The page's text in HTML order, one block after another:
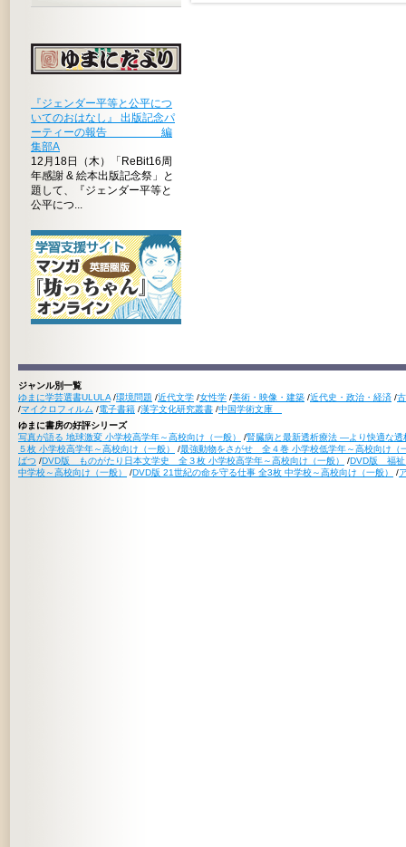
『ジェンダー平等と公平につ
いてのおはなし』 出版記念パ
ーティーの報告 編
集部A
12月18日（木）「ReBit16周
年感謝 & 絵本出版記念祭」と
題して、『ジェンダー平等と
公平につ...
ジャンル別一覧
ゆまに学芸選書ULULA /環境問題 /近代文学 /女性学 /美術・映像・建築 /近代史・政治・経済 /
/マイクロフィルム /電子書籍 /漢字文化研究叢書 /中国学術文庫
ゆまに書房の好評シリーズ
写真が語る 地球激変 小学校高学年～高校向け（一般）
/腎臓病と最新透析療法 ―より快適な
５枚 小学校高学年～高校向け（一般）
/最強動物をさがせ 全４巻 小学校低学年～高校向け（
ばつ /DVD版 ものがたり日本文学史 全３枚 小学校高学年～高校向け（一般） /DVD版 福祉
中学校～高校向け（一般）
/DVD版 21世紀の命を守る仕事 全3枚 中学校～高校向け（一般） /